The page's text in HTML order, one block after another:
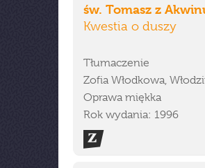
św. Tomasz z
Kwestia o duszy
Tłumaczenie
Zofia Włodkowa,
Oprawa miękka
Rok wydania: 1996